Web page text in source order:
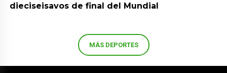
dieciseisavos de final del Mundial
MÁS DEPORTES